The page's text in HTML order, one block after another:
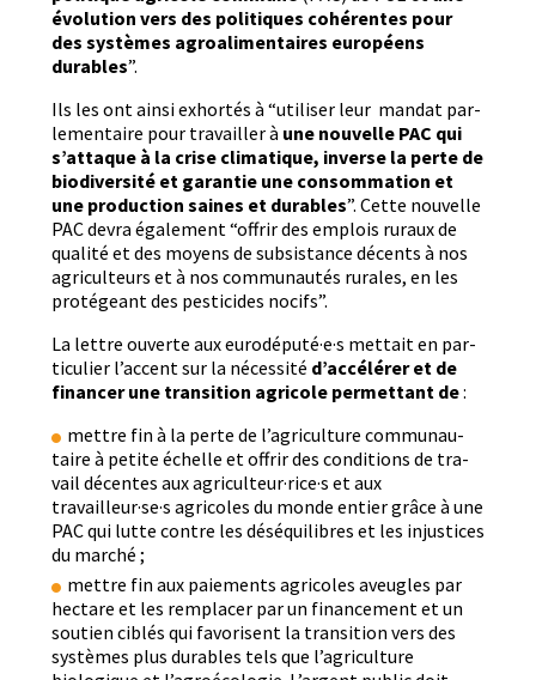
évo­lu­tion vers des poli­tiques cohérentes pour
des sys­tèmes agroal­i­men­taires européens
durables”.
Ils les ont ain­si exhortés à “utilis­er leur man­dat par­
lemen­taire pour tra­vailler à une nou­velle PAC qui
s’at­taque à la crise cli­ma­tique, inverse la perte de
bio­di­ver­sité et garantie une con­som­ma­tion et
une pro­duc­tion saines et durables”. Cette nou­velle
PAC devra égale­ment “offrir des emplois ruraux de
qual­ité et des moyens de sub­sis­tance décents à nos
agricul­teurs et à nos com­mu­nautés rurales, en les
pro­tégeant des pes­ti­cides nocifs”.
La let­tre ouverte aux eurodéputé·e·s met­tait en par­
ti­c­uli­er l’ac­cent sur la néces­sité d’ac­célér­er et de
financer une tran­si­tion agri­cole per­me­t­tant de:
met­tre fin à la perte de l’a­gri­cul­ture com­mu­nau­
taire à petite échelle et offrir des con­di­tions de tra­
vail décentes aux agriculteur·rice·s et aux
travailleur·se·s agri­coles du monde entier grâce à une
PAC qui lutte con­tre les déséquili­bres et les injus­tices
du marché ;
met­tre fin aux paiements agri­coles aveu­gles par
hectare et les rem­plac­er par un finance­ment et un
sou­tien ciblés qui favorisent la tran­si­tion vers des
sys­tèmes plus durables tels que l’a­gri­cul­ture